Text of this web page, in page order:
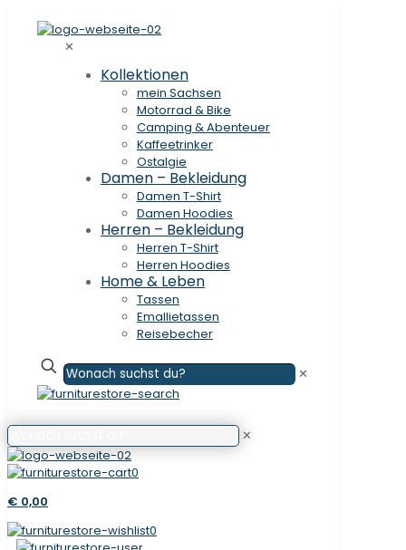
✕
Kollektionen
mein Sachsen
Motorrad & Bike
Camping & Abenteuer
Kaffeetrinker
Ostalgie
Damen – Bekleidung
Damen T-Shirt
Damen Hoodies
Herren – Bekleidung
Herren T-Shirt
Herren Hoodies
Home & Leben
Tassen
Emallietassen
Reisebecher
✕
✕
0
€ 0,00
0